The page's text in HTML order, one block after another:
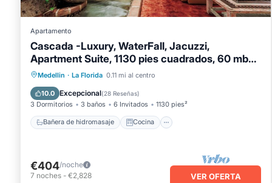
Apartamento
Cascada -Luxury, WaterFall, Jacuzzi,
Apartment Suite, 1130 pies cuadrados, 60 mbps
Wifi
Medellin · La Florida 0.11 mi al centro
10.0 Excepcional(28 Reseñas)
3 Dormitorios 3 baños 6 Invitados 1130 pies²
Bañera de hidromasaje Cocina
Bañera de hidromasaje
Aire acondicionado
€404/noche
7 noches - €2,828 VER OFERTA